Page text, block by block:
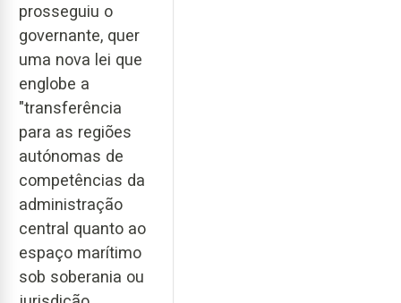
prosseguiu o
governante, quer
uma nova lei que
englobe a
"transferência
para as regiões
autónomas de
competências da
administração
central quanto ao
espaço marítimo
sob soberania ou